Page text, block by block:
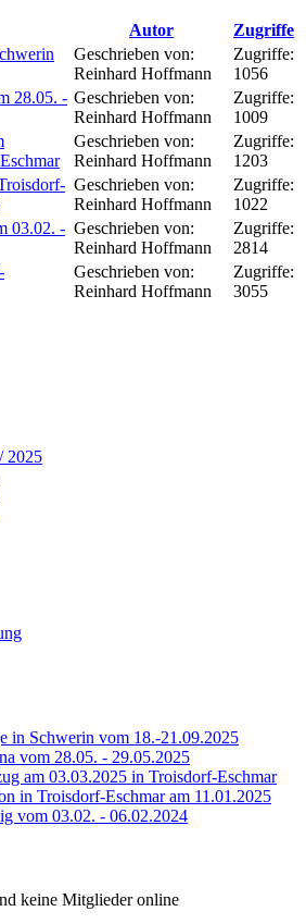
Autor
Zugriffe
Geschrieben von:
Reinhard Hoffmann
Zugriffe:
1056
28.05. - Geschrieben von:
Reinhard Hoffmann
Zugriffe:
1009
Geschrieben von:
Reinhard Hoffmann
Zugriffe:
1203
Geschrieben von:
Reinhard Hoffmann
Zugriffe:
1022
03.02. - Geschrieben von:
Reinhard Hoffmann
Zugriffe:
2814
Geschrieben von:
Reinhard Hoffmann
Zugriffe:
3055
2025
in Schwerin vom 18.-21.09.2025
vom 28.05. - 29.05.2025
am 03.03.2025 in Troisdorf-Eschmar
in Troisdorf-Eschmar am 11.01.2025
vom 03.02. - 06.02.2024
keine Mitglieder online